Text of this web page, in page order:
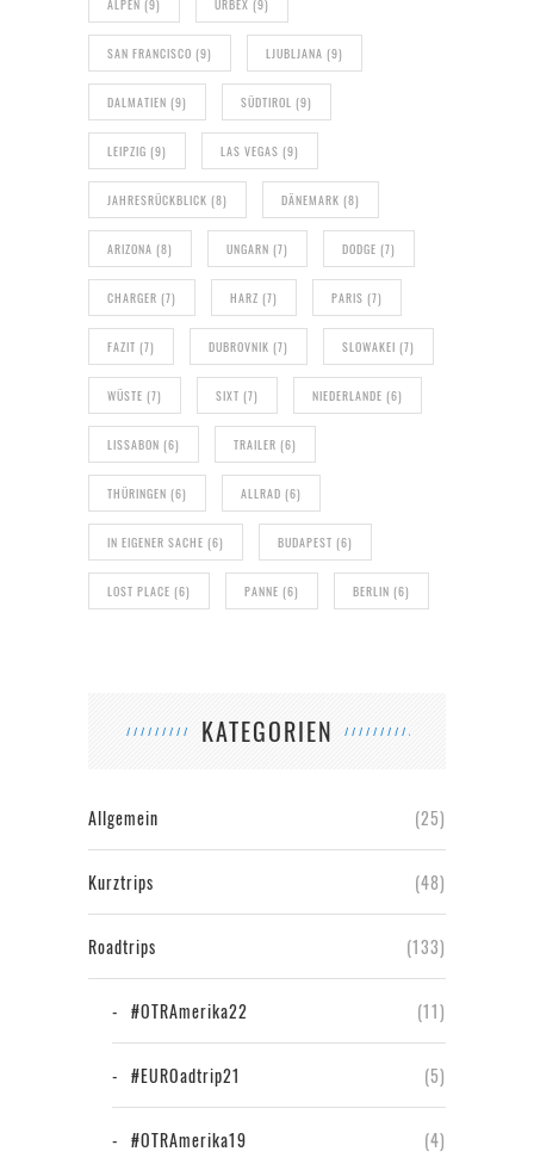
ALPEN (9) URBEX (9)
SAN FRANCISCO (9) LJUBLJANA (9)
DALMATIEN (9) SÜDTIROL (9)
LEIPZIG (9) LAS VEGAS (9)
JAHRESRÜCKBLICK (8) DÄNEMARK (8)
ARIZONA (8) UNGARN (7) DODGE (7)
CHARGER (7) HARZ (7) PARIS (7)
FAZIT (7) DUBROVNIK (7) SLOWAKEI (7)
WÜSTE (7) SIXT (7) NIEDERLANDE (6)
LISSABON (6) TRAILER (6)
THÜRINGEN (6) ALLRAD (6)
IN EIGENER SACHE (6) BUDAPEST (6)
LOST PLACE (6) PANNE (6) BERLIN (6)
KATEGORIEN
Allgemein (25)
Kurztrips (48)
Roadtrips (133)
#OTRAmerika22 (11)
#EUROadtrip21 (5)
#OTRAmerika19 (4)